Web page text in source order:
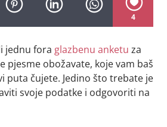
4
jednu fora glazbenu anketu za
pjesme obožavate, koje vam baš
puta čujete. Jedino što trebate je
svoje podatke i odgovoriti na